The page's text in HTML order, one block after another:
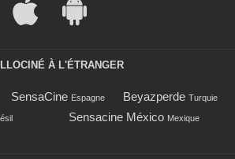
À L'ÉTRANGER
SensaCine Espagne Beyazperde Turquie
Sensacine México Mexique